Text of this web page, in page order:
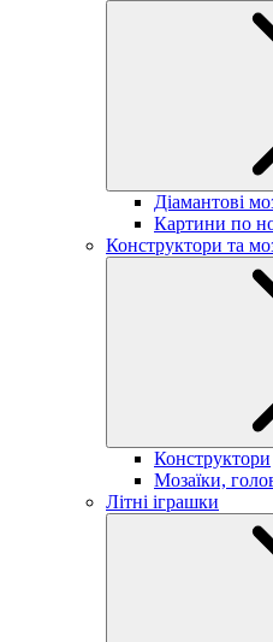
Діамантові
Картини по
Конструктори та
Конструктори
Мозаїки,
Літні іграшки